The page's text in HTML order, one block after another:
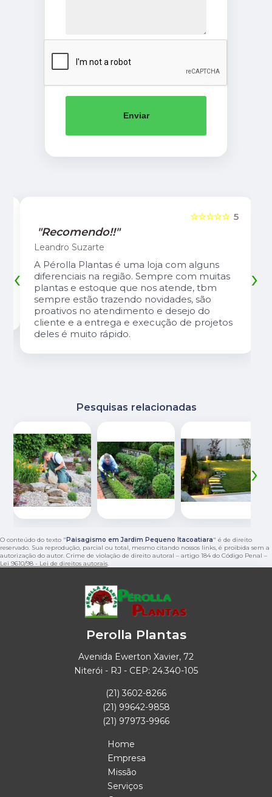
Enviar
5
☆☆☆☆☆
"Recomendo!!"
Leandro Suzarte
A Pérolla Plantas é uma loja com alguns
diferenciais na região. Sempre com muitas
plantas e estoque que nos atende, tbm
sempre estão trazendo novidades, são
proativos no atendimento e desejo do
cliente e a entrega e execução de projetos
deles é muito rápido.
‹ ›
Pesquisas relacionadas
‹ ›
O conteúdo do texto " Paisagismo em Jardim Pequeno Itacoatiara" é de direito
reservado. Sua reprodução, parcial ou total, mesmo citando nossos links, é proibida sem a
autorização do autor. Crime de violação de direito autoral – artigo 184 do Código Penal –
Lei 9610/98 - Lei de direitos autorais.
Perolla Plantas
Avenida Ewerton Xavier, 72
Niterói - RJ - CEP: 24.340-105
(21) 3602-8266
(21) 99642-9858
(21) 97973-9966
Home
Empresa
Missão
Serviços